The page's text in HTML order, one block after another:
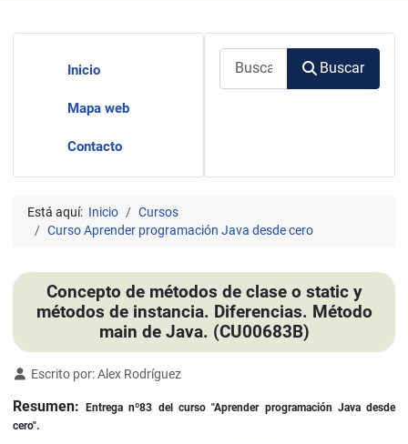
Inicio
Mapa web
Contacto
Buscar
Está aquí: Inicio
Cursos
Curso Aprender programación Java desde cero
Concepto de métodos de clase o static y
métodos de instancia. Diferencias. Método
main de Java. (CU00683B)
Detalles
Escrito por:Alex Rodríguez
Resumen:
Entrega nº83 del curso "Aprender programación Java desde
cero".